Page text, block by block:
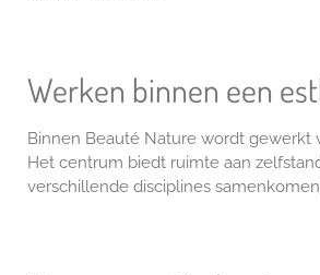
Werken binnen een
Binnen Beauté Nature wordt gewerkt
Het centrum biedt ruimte aan
verschillende disciplines